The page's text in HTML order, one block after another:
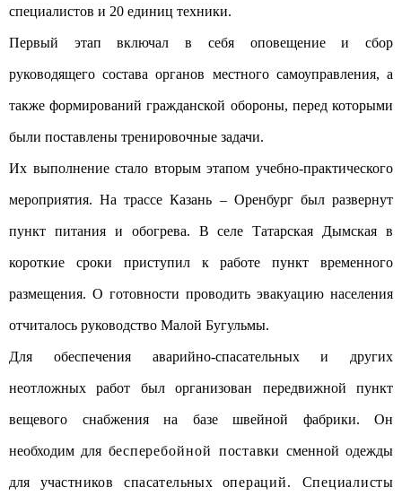
специалистов и 20 единиц техники.
Первый этап включал в себя оповещение и сбор
руководящего состава органов местного самоуправления, а
также формирований гражданской обороны, перед которыми
были поставлены тренировочные задачи.
Их выполнение стало вторым этапом учебно-практического
мероприятия. На трассе Казань – Оренбург был развернут
пункт питания и обогрева. В селе Татарская Дымская в
короткие сроки приступил к работе пункт временного
размещения. О готовности проводить эвакуацию населения
отчиталось руководство Малой Бугульмы.
Для обеспечения аварийно-спасательных и других
неотложных работ был организован передвижной пункт
вещевого снабжения на базе швейной фабрики. Он
необходим для бесперебойной поставки сменной одежды
для участников спасательных операций. Специалисты